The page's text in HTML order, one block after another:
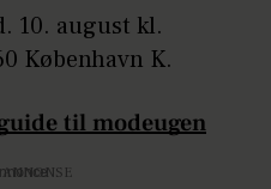
10. august kl.
København K.
til modeugen